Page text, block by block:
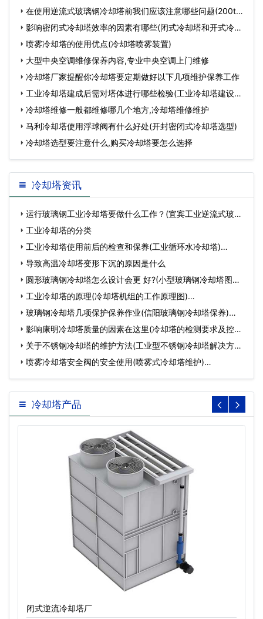
在使用逆流式玻璃钢冷却塔前我们应该注意哪些问题(200t逆
流 影响密闭式冷却塔效率的因素有哪些(闭式冷却塔和开式冷却
塔 喷雾冷却塔的使用优点(冷却塔喷雾装置)
大型中央空调维修保养内容,专业中央空调上门维修
冷却塔厂家提醒你冷却塔要定期做好以下几项维护保养工作
工业冷却塔建成后需对塔体进行哪些检验(工业冷却塔建设方
案 冷却塔维修一般都维修哪几个地方,冷却塔维修维护
马利冷却塔使用浮球阀有什么好处(开封密闭式冷却塔选型)
冷却塔选型要注意什么,购买冷却塔要怎么选择
冷却塔资讯
运行玻璃钢工业冷却塔要做什么工作？(宜宾工业逆流式玻璃
钢冷…
工业冷却塔的分类
工业冷却塔使用前后的检查和保养(工业循环水冷却塔)…
导致高温冷却塔变形下沉的原因是什么
圆形玻璃钢冷却塔怎么设计会更 好?(小型玻璃钢冷却塔图片)
… 工业冷却塔的原理(冷却塔机组的工作原理图)…
玻璃钢冷却塔几项保护保养作业(信阳玻璃钢冷却塔保养)…
影响康明冷却塔质量的因素在这里(冷却塔的检测要求及控制
方…关于不锈钢冷却塔的维护方法(工业型不锈钢冷却塔解决方案)
… 喷雾冷却塔安全阀的安全使用(喷雾式冷却塔维护)…
冷却塔产品
闭式逆流冷却塔厂